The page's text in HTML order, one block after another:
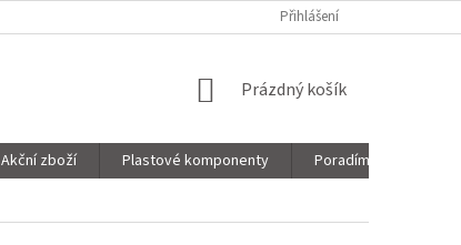
Přihlášení
NÁKUPNÍ
Prázdný košík
Akční zboží Plastové komponenty Poradíme Vám!